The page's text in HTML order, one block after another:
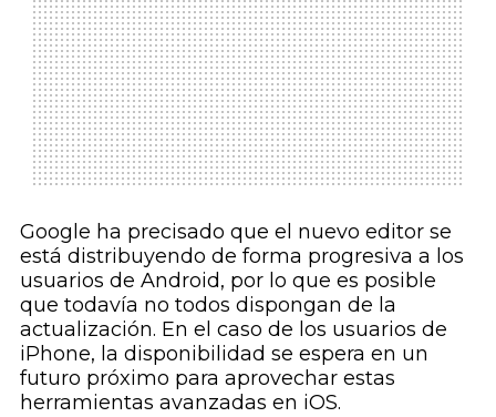
Google ha precisado que el nuevo editor se
está distribuyendo de forma progresiva a los
usuarios de Android, por lo que es posible
que todavía no todos dispongan de la
actualización. En el caso de los usuarios de
iPhone, la disponibilidad se espera en un
futuro próximo para aprovechar estas
herramientas avanzadas en iOS.